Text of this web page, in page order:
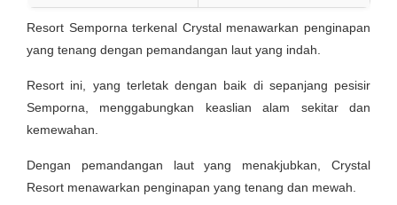
Resort Semporna terkenal Crystal menawarkan penginapan
yang tenang dengan pemandangan laut yang indah.
Resort ini, yang terletak dengan baik di sepanjang pesisir
Semporna, menggabungkan keaslian alam sekitar dan
kemewahan.
Dengan pemandangan laut yang menakjubkan, Crystal
Resort menawarkan penginapan yang tenang dan mewah.